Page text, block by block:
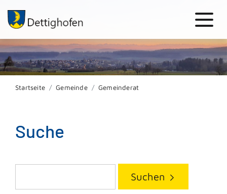
Startseite Gemeinde Gemeinderat
Suche
Suchen